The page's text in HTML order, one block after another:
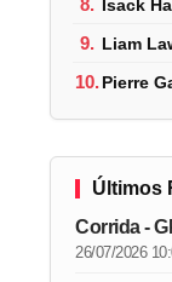
8. Isack
9. Liam
10.Pierre
Últimos
Corrida -
26/07/2026